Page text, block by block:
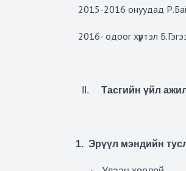
2015-2016 онуудад
2016- одоог хүртэл
II. Тасгийн үйл
1. Эрүүл мэндийн